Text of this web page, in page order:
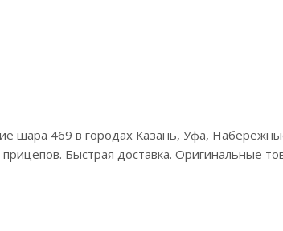
шара 469 в городах Казань, Уфа,
Быстрая доставка. Оригинальные